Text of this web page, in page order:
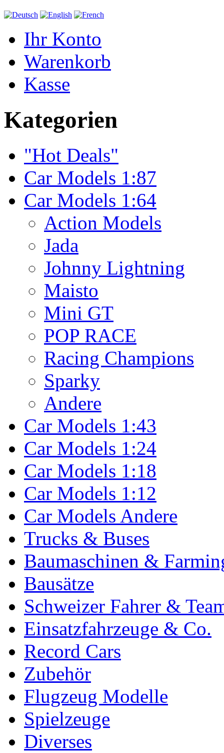
Ihr Konto
Warenkorb
Kasse
Kategorien
"Hot Deals"
Car Models 1:87
Car Models 1:64
Action Models
Jada
Johnny Lightning
Maisto
Mini GT
POP RACE
Racing Champions
Sparky
Andere
Car Models 1:43
Car Models 1:24
Car Models 1:18
Car Models 1:12
Car Models Andere
Trucks & Buses
Baumaschinen &
Bausätze
Schweizer Fahrer &
Einsatzfahrzeuge & Co.
Record Cars
Zubehör
Flugzeug Modelle
Spielzeuge
Diverses